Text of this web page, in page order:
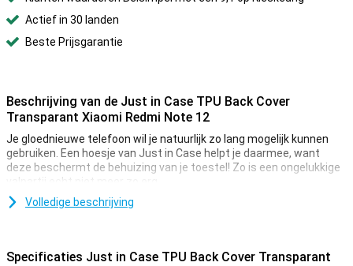
Actief in 30 landen
Beste Prijsgarantie
Beschrijving van de Just in Case TPU Back Cover
Transparant Xiaomi Redmi Note 12
Je gloednieuwe telefoon wil je natuurlijk zo lang mogelijk kunnen
gebruiken. Een hoesje van Just in Case helpt je daarmee, want
deze beschermt de behuizing van je toestel! Zo is een ongelukkige
valpartij echt niet meer zo erg.
Dit hoesje is gemaakt van transparant materiaal. Zo zie je je
flexibel TPU. De pasvorm is speciaal gemaakt voor jouw Xiaomi
Volledige beschrijving
Specificaties Just in Case TPU Back Cover Transparant